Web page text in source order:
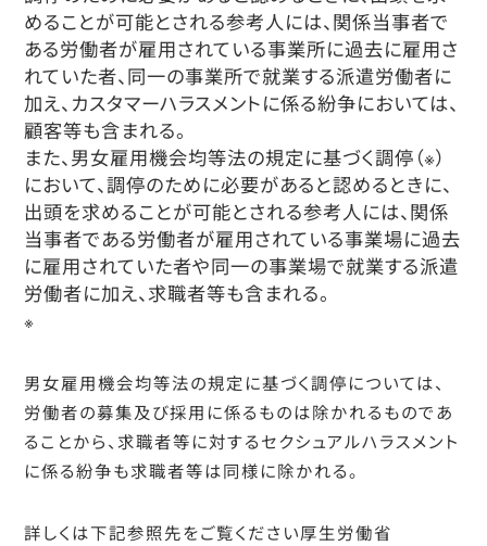
めることが可能とされる参考人には、関係当事者で
ある労働者が雇用されている事業所に過去に雇用さ
れていた者、同一の事業所で就業する派遣労働者に
加え、カスタマーハラスメントに係る紛争においては、
顧客等も含まれる。
また、男女雇用機会均等法の規定に基づく調停 （※）
において、調停のために必要があると認めるときに、
出頭を求めることが可能とされる参考人には、関係
当事者である労働者が雇用されている事業場に過去
に雇用されていた者や同一の事業場で就業する派遣
労働者に加え、求職者等も含まれる。
※
男女雇用機会均等法の規定に基づく調停については、
労働者の募集及び採用に係るものは除かれるものであ
ることから、求職者等に対するセクシュアルハラスメント
に係る紛争も求職者等は同様に除かれる。
詳しくは下記参照先をご覧ください厚生労働省